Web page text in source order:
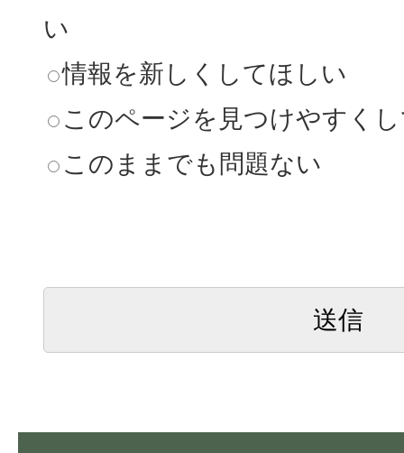
い
情報を新しくしてほしい
このページを見つけやすく
このままでも問題ない